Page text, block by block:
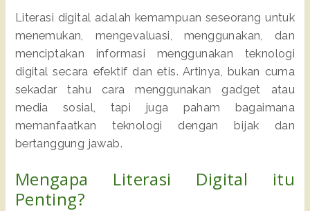
Literasi digital adalah kemampuan seseorang untuk
menemukan, mengevaluasi, menggunakan, dan
menciptakan informasi menggunakan teknologi
digital secara efektif dan etis. Artinya, bukan cuma
sekadar tahu cara menggunakan gadget atau
media sosial, tapi juga paham bagaimana
memanfaatkan teknologi dengan bijak dan
bertanggung jawab.
Mengapa Literasi Digital itu
Penting?